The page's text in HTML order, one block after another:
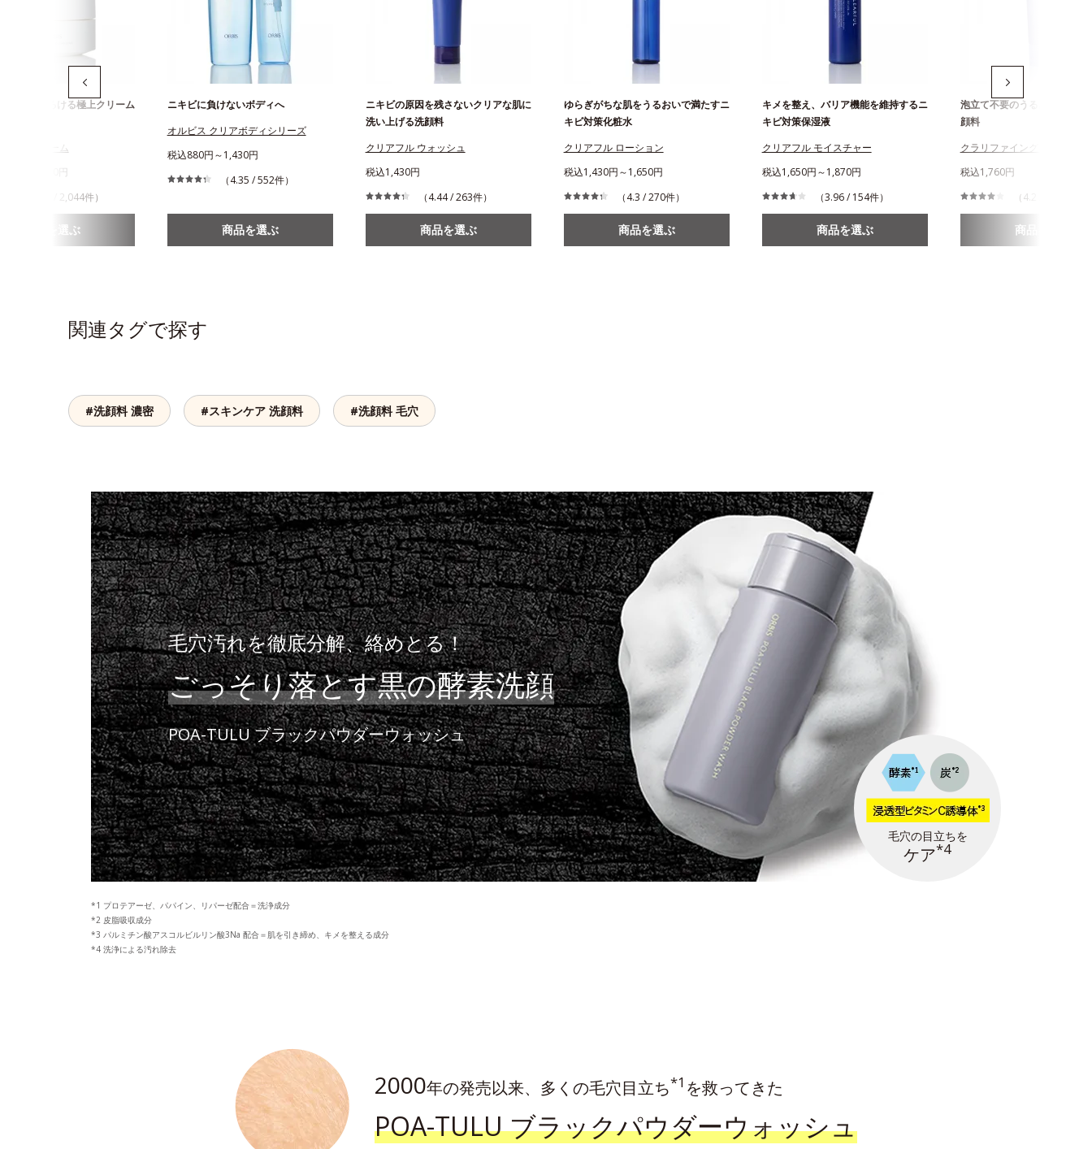
とり！とろける極上クリーム
オフクリーム
円～2,530円
（3.89 / 2,044件）
商品を選ぶ
ニキビに負けないボディへ
オルビス クリアボディシリーズ
税込880円～1,430円
（4.35 / 552件）
商品を選ぶ
ニキビの原因を残さないクリアな肌に
洗い上げる洗顔料
クリアフル ウォッシュ
税込1,430円
（4.44 / 263件）
商品を選ぶ
ゆらぎがちな肌をうるおいで満たすニ
キビ対策化粧水
クリアフル ローション
税込1,430円～1,650円
（4.3 / 270件）
商品を選ぶ
キメを整え、バリア機能を維持するニ
キビ対策保湿液
クリアフル モイスチャー
税込1,650円～1,870円
（3.96 / 154件）
商品を選ぶ
泡立て不要のうるぷるジュレ
顔料
クラリファイング ジュレウ
税込1,760円
（4.2 / 205件）
商品を選ぶ
関連タグで探す
#洗顔料 濃密 #スキンケア 洗顔料 #洗顔料 毛穴
毛穴汚れを徹底分解、絡めとる！
ごっそり落とす黒の酵素洗顔
毛穴の目立ちを
ケア*4
POA-TULUブラックパウダーウォッシュ
プロテアーゼ、パパイン、リパーゼ配合＝洗浄成分
皮脂吸収成分
パルミチン酸アスコルビルリン酸3Na 配合＝肌を引き締め、キメを整える成分
洗浄による汚れ除去
2000年の発売以来、 多くの毛穴目立ち*1 を救ってきた
POA-TULU ブラックパウダーウォッシュ